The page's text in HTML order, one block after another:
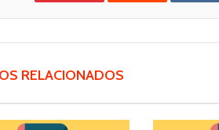
RELACIONADOS